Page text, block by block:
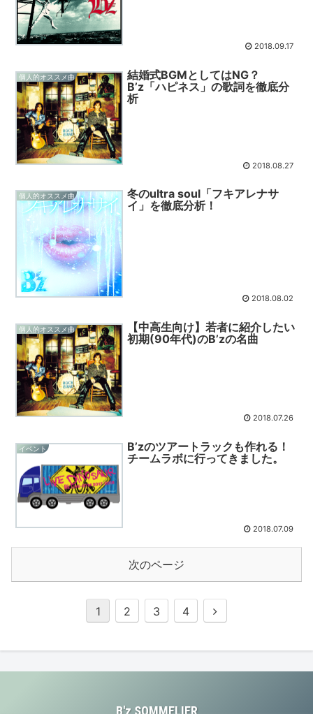
2018.09.17
個人的オススメ曲
結婚式BGMとしてはNG？
B’z「ハピネス」の歌詞を徹底分
析
2018.08.27
個人的オススメ曲
冬のultra soul「フキアレナサ
イ」を徹底分析！
2018.08.02
個人的オススメ曲
【中高生向け】若者に紹介したい
初期(90年代)のB’zの名曲
2018.07.26
イベント
B’zのツアートラックも作れる！
チームラボに行ってきました。
2018.07.09
次のページ
1 2 3 4
B'z SOMMELIER